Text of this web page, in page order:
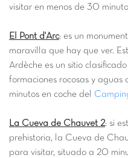
visitar en menos de 30
El Pont d'Arc: es un
maravilla que hay que ver.
Ardèche es un sitio
formaciones rocosas y aguas
minutos en coche del
La Cueva de Chauvet 2: si
prehistoria, la Cueva de
para visitar, situado a 20